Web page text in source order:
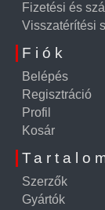
Fizetési és
Visszatérítési
Fiók
Belépés
Regisztráció
Profil
Kosár
Szerzők
Gyártók